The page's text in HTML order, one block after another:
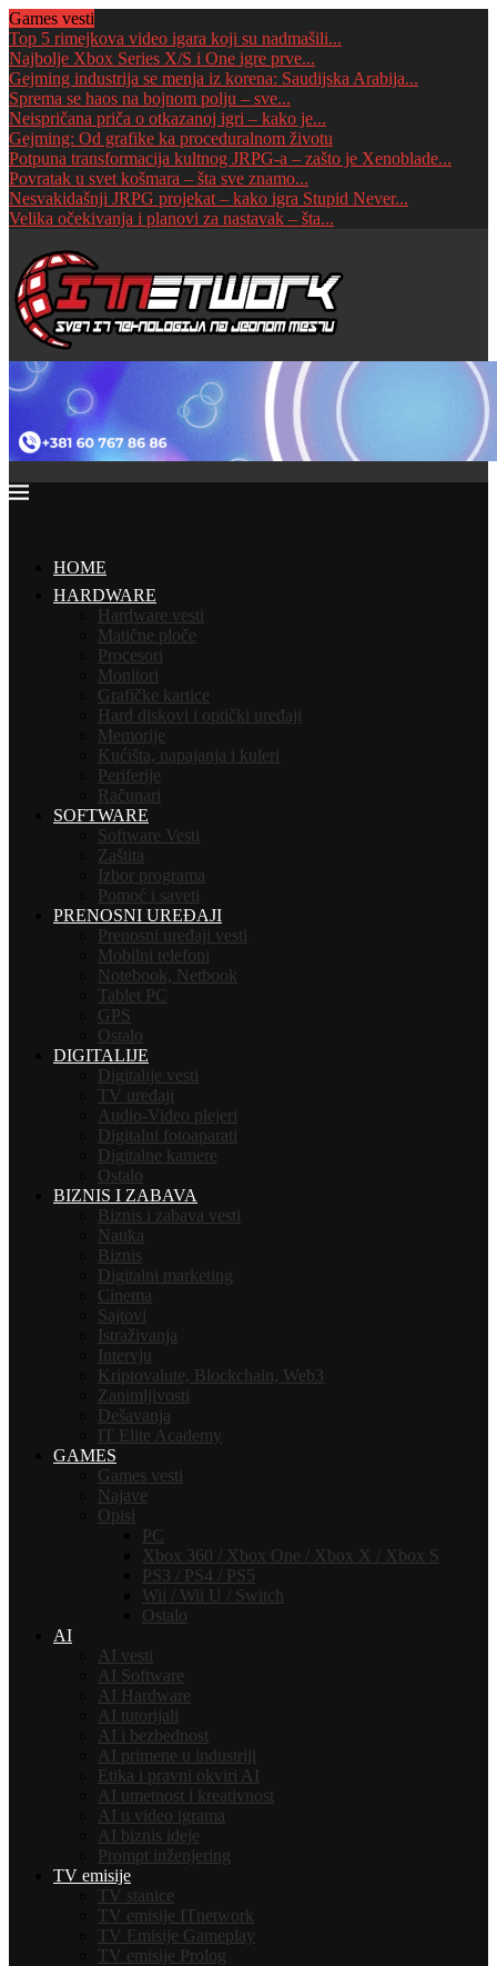
Games vesti
Top 5 rimejkova video igara koji su nadmašili...
Najbolje Xbox Series X/S i One igre prve...
Gejming industrija se menja iz korena: Saudijska Arabija...
Sprema se haos na bojnom polju – sve...
Neispričana priča o otkazanoj igri – kako je...
Gejming: Od grafike ka proceduralnom životu
Potpuna transformacija kultnog JRPG-a – zašto je Xenoblade...
Povratak u svet košmara – šta sve znamo...
Nesvakidašnji JRPG projekat – kako igra Stupid Never...
Velika očekivanja i planovi za nastavak – šta...
HOME
HARDWARE
Hardware vesti
Matične ploče
Procesori
Monitori
Grafičke kartice
Hard diskovi i optički uređaji
Memorije
Kućišta, napajanja i kuleri
Periferije
Računari
SOFTWARE
Software Vesti
Zaštita
Izbor programa
Pomoć i saveti
PRENOSNI UREĐAJI
Prenosni uređaji vesti
Mobilni telefoni
Notebook, Netbook
Tablet PC
GPS
Ostalo
DIGITALIJE
Digitalije vesti
TV uređaji
Audio-Video plejeri
Digitalni fotoaparati
Digitalne kamere
Ostalo
BIZNIS I ZABAVA
Biznis i zabava vesti
Nauka
Biznis
Digitalni marketing
Cinema
Sajtovi
Istraživanja
Intervju
Kriptovalute, Blockchain, Web3
Zanimljivosti
Dešavanja
IT Elite Academy
GAMES
Games vesti
Najave
Opisi
PC
Xbox 360 / Xbox One / Xbox X / Xbox S
PS3 / PS4 / PS5
Wii / Wii U / Switch
Ostalo
AI
AI vesti
AI Software
AI Hardware
AI tutorijali
AI i bezbednost
AI primene u industriji
Etika i pravni okviri AI
AI umetnost i kreativnost
AI u video igrama
AI biznis ideje
Prompt inženjering
TV emisije
TV stanice
TV emisije ITnetwork
TV Emisije Gameplay
TV emisije Prolog